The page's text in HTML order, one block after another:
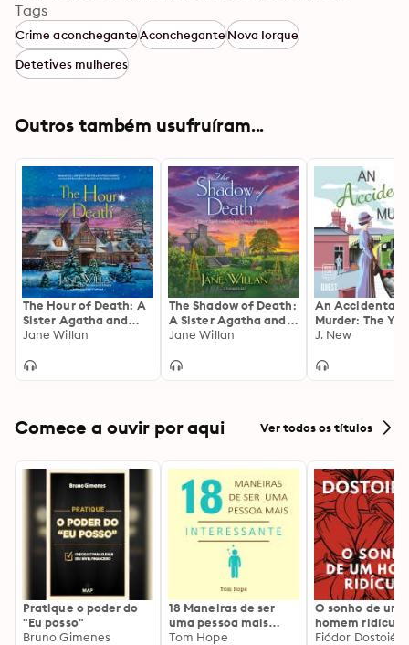
Charlotte is always the queen of her domain. As this
small production’s costume designer, she has stitched
her way into everyone’s lives, learning more than
anyone could possibly imagine about the rise and fall
Tags
Crime aconcheganteAconcheganteNova Iorque
Detetives mulheres
Outros também usufruíram...
The Hour of Death: A
Sister Agatha and
Father Selwyn
Jane Willan
The Shadow of Death:
A Sister Agatha and
Father Selwyn
Jane Willan
An Accidental
Murder: The
Cottage
J. New
Comece a ouvir por aqui Ver todos os títulos
Pratique o poder do
"Eu posso"
Bruno Gimenes
18 Maneiras de ser
uma pessoa mais
interessante
Tom Hope
O sonho de um
homem ridículo
Fiódor